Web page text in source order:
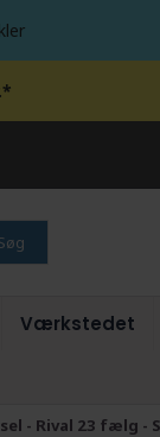
Værkstedet
- Rival 23 fælg -